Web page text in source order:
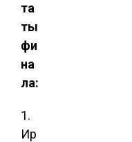
та
ты
фи
на
ла:
1.
Ир